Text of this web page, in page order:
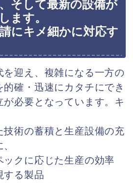
そして最新の設備が
ます。
にキメ細かに対応す
を迎え、複雑になる一方の
確・迅速にカタチにでき
が必要となっています。キ
技術の蓄積と生産設備の充
ックに応じた生産の効率
する製品